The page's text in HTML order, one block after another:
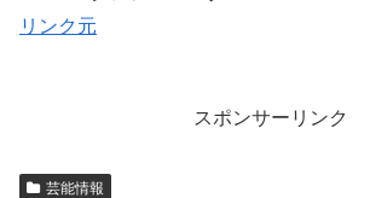
リンク元
スポンサーリンク
芸能情報